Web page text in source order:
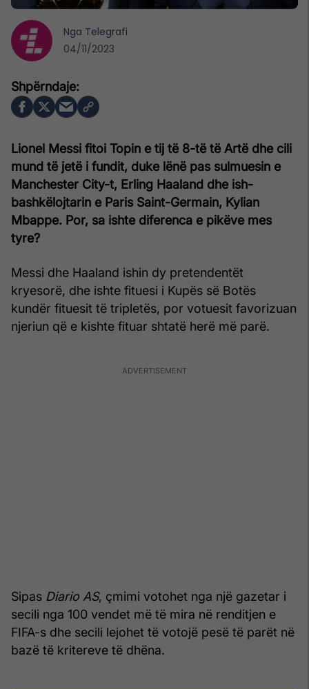
Lionel Messi fitoi Topin e tij të 8-të të Artë dhe cili
mund të jetë i fundit, duke lënë pas sulmuesin e
Manchester City-t, Erling Haaland dhe ish-
bashkëlojtarin e Paris Saint-Germain, Kylian
Mbappe. Por, sa ishte diferenca e pikëve mes
tyre?
Messi dhe Haaland ishin dy pretendentët
kryesorë, dhe ishte fituesi i Kupës së Botës
kundër fituesit të tripletës, por votuesit favorizuan
njeriun që e kishte fituar shtatë herë më parë.
Sipas Diario AS, çmimi votohet nga një gazetar i
secili nga 100 vendet më të mira në renditjen e
FIFA-s dhe secili lejohet të votojë pesë të parët në
bazë të kritereve të dhëna.
Nga Telegrafi
04/11/2023